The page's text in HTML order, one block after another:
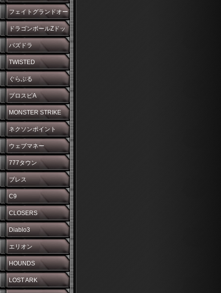
フェイトグランドオー
ダー
ドラゴンボールZドッ
カンバトル
パズドラ
TWISTED
WONDERLAND
ぐらぶる
プロスピA
MONSTER STRIKE
ネクソンポイント
ウェブマネー
777タウン
ブレス
C9
CLOSERS
Diablo3
エリオン
HOUNDS
LOST ARK